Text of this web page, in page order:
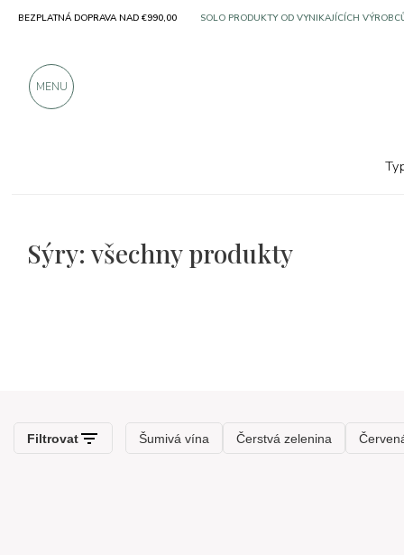
Sýry: všechny produkty
BEZPLATNÁ DOPRAVA NAD €990,00 SOLO PRODUKTY OD VYNIKAJÍCÍCH
MENU